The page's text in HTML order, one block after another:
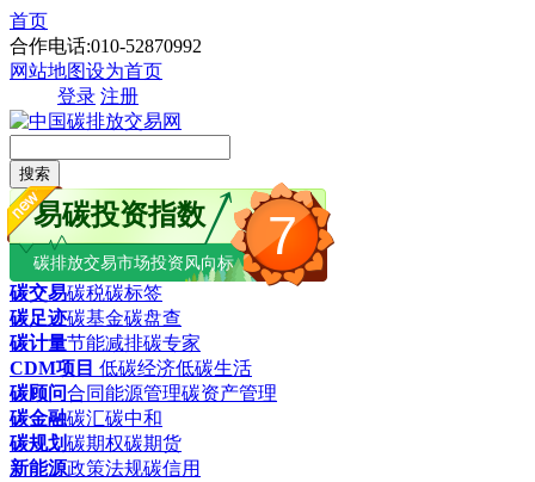
首页
合作电话:010-52870992
网站地图设为首页
登录 注册
搜索
7
易碳投资指数
碳排放交易市场投资风向标
碳交易碳税碳标签
碳足迹碳基金碳盘查
碳计量节能减排碳专家
CDM项目 低碳经济低碳生活
碳顾问合同能源管理碳资产管理
碳金融碳汇碳中和
碳规划碳期权碳期货
新能源政策法规碳信用